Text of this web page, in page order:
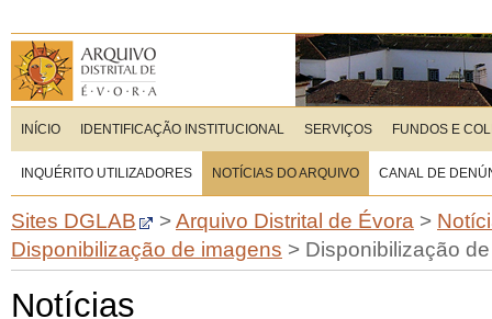
INÍCIO IDENTIFICAÇÃO INSTITUCIONAL SERVIÇOS FUNDOS E
INQUÉRITO UTILIZADORES NOTÍCIAS DO ARQUIVO CANAL DE
Sites DGLAB >Arquivo Distrital de Évora >
Disponibilização de imagens > Disponibilização
Notícias